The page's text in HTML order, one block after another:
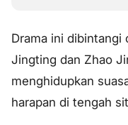
Drama ini dibintangi
Jingting dan Zhao
menghidupkan
harapan di tengah